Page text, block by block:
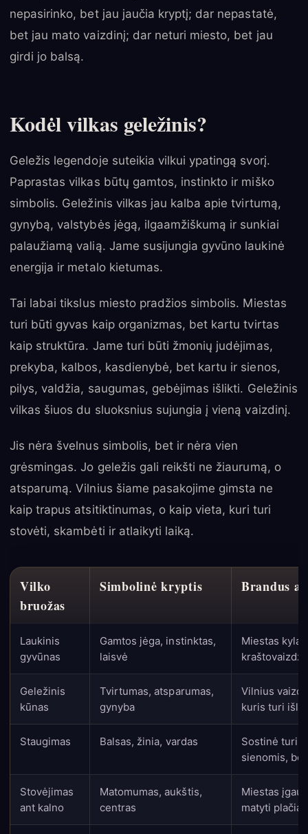
nepasirinko, bet jau jaučia kryptį; dar nepastatė,
bet jau mato vaizdinį; dar neturi miesto, bet jau
girdi jo balsą.
Kodėl vilkas geležinis?
Geležis legendoje suteikia vilkui ypatingą svorį.
Paprastas vilkas būtų gamtos, instinkto ir miško
simbolis. Geležinis vilkas jau kalba apie tvirtumą,
gynybą, valstybės jėgą, ilgaamžiškumą ir sunkiai
palaužiamą valią. Jame susijungia gyvūno laukinė
energija ir metalo kietumas.
Tai labai tikslus miesto pradžios simbolis. Miestas
turi būti gyvas kaip organizmas, bet kartu tvirtas
kaip struktūra. Jame turi būti žmonių judėjimas,
prekyba, kalbos, kasdienybė, bet kartu ir sienos,
pilys, valdžia, saugumas, gebėjimas išlikti. Geležinis
vilkas šiuos du sluoksnius sujungia į vieną vaizdinį.
Jis nėra švelnus simbolis, bet ir nėra vien
grėsmingas. Jo geležis gali reikšti ne žiaurumą, o
atsparumą. Vilnius šiame pasakojime gimsta ne
kaip trapus atsitiktinumas, o kaip vieta, kuri turi
stovėti, skambėti ir atlaikyti laiką.
Vilko
bruožas
Simbolinė kryptis Brandus
Laukinis
gyvūnas
Gamtos jėga, instinktas,
laisvė
Miestas kyla
Geležinis
kūnas
Tvirtumas, atsparumas,
gynyba
Vilnius
kuris turi
Staugimas Balsas, žinia, vardas
Sostinė turi
sienomis,
Stovėjimas
ant kalno
Matomumas, aukštis,
centras
Miestas
matyti plačiau